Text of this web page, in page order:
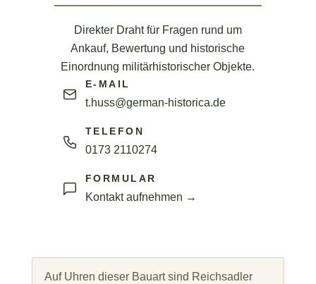
Direkter Draht für Fragen rund um
Ankauf, Bewertung und historische
Einordnung militärhistorischer Objekte.
E-MAIL
t.huss@german-historica.de
TELEFON
0173 2110274
FORMULAR
Kontakt aufnehmen →
Auf Uhren dieser Bauart sind Reichsadler